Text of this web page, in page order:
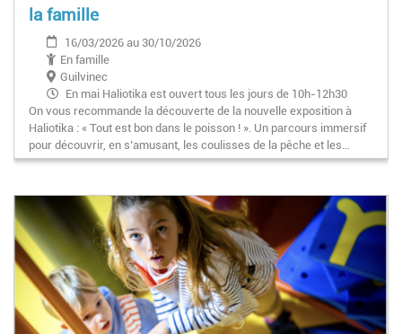
la famille
16/03/2026 au 30/10/2026
En famille
Guilvinec
En mai Haliotika est ouvert tous les jours de 10h-12h30
et 14h30-18h30 et tous les weekends de 14h30 à 18h30
On vous recommande la découverte de la nouvelle exposition à
Haliotika : « Tout est bon dans le poisson ! ». Un parcours immersif
pour découvrir, en s’amusant, les coulisses de la pêche et les…